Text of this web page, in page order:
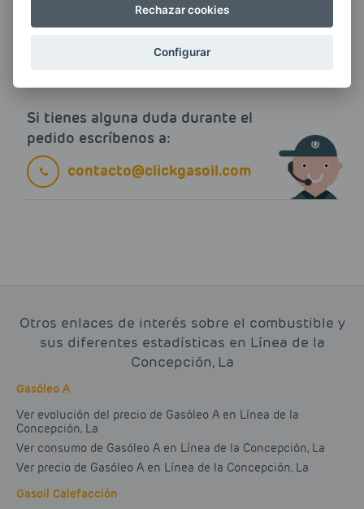
ENERGIAS por cualquier medio, incluido
electrónico.Más información
Si tienes alguna duda durante el
pedido escríbenos a:
contacto@clickgasoil.com
Otros enlaces de interés sobre el combustible y
sus diferentes estadísticas en Línea de la
Concepción, La
Gasóleo A
Ver evolución del precio de Gasóleo A en Línea de la
Concepción, La
Ver consumo de Gasóleo A en Línea de la Concepción, La
Ver precio de Gasóleo A en Línea de la Concepción, La
Gasoil Calefacción
Rechazar cookies
Configurar